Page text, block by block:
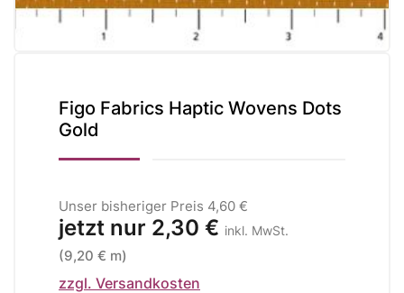
Figo Fabrics Haptic Wovens Dots
Gold
Unser bisheriger Preis 4,60 €
jetzt nur 2,30 € inkl. MwSt.
(9,20 € m)
zzgl. Versandkosten